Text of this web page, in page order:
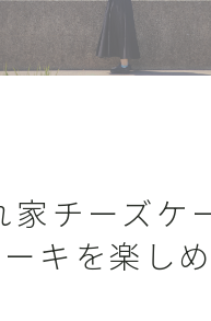
チーズケ
キを楽しめ